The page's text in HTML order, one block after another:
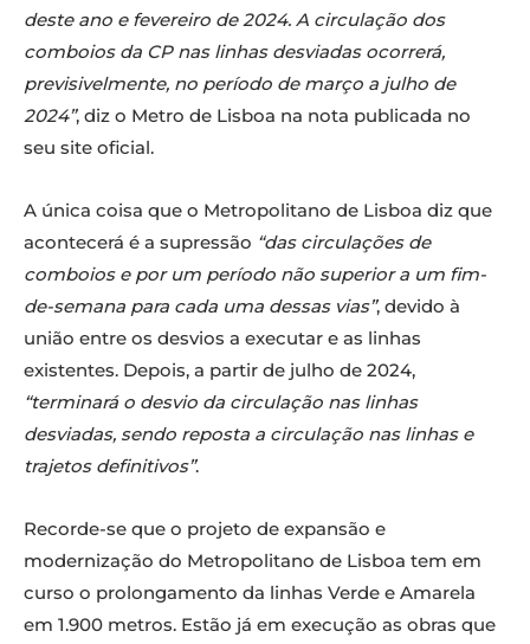
deste ano e fevereiro de 2024. A circulação dos
comboios da CP nas linhas desviadas ocorrerá,
previsivelmente, no período de março a julho de
2024”, diz o Metro de Lisboa na nota publicada no
seu site oficial.
A única coisa que o Metropolitano de Lisboa diz que
acontecerá é a supressão “das circulações de
comboios e por um período não superior a um fim-
de-semana para cada uma dessas vias”, devido à
união entre os desvios a executar e as linhas
existentes. Depois, a partir de julho de 2024,
“terminará o desvio da circulação nas linhas
desviadas, sendo reposta a circulação nas linhas e
trajetos definitivos”.
Recorde-se que o projeto de expansão e
modernização do Metropolitano de Lisboa tem em
curso o prolongamento da linhas Verde e Amarela
em 1.900 metros. Estão já em execução as obras que